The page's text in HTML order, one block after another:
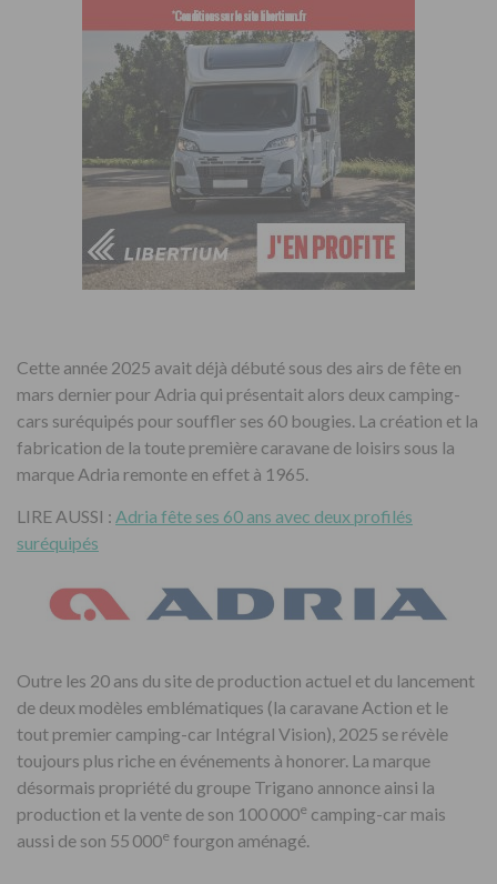
Cette année 2025 avait déjà débuté sous des airs de fête en
mars dernier pour Adria qui présentait alors deux camping-
cars suréquipés pour souffler ses 60 bougies. La création et la
fabrication de la toute première caravane de loisirs sous la
marque Adria remonte en effet à 1965.
LIRE AUSSI : Adria fête ses 60 ans avec deux profilés
suréquipés
Outre les 20 ans du site de production actuel et du lancement
de deux modèles emblématiques (la caravane Action et le
tout premier camping-car Intégral Vision), 2025 se révèle
toujours plus riche en événements à honorer. La marque
désormais propriété du groupe Trigano annonce ainsi la
production et la vente de son 100 000e camping-car mais
aussi de son 55 000e fourgon aménagé.